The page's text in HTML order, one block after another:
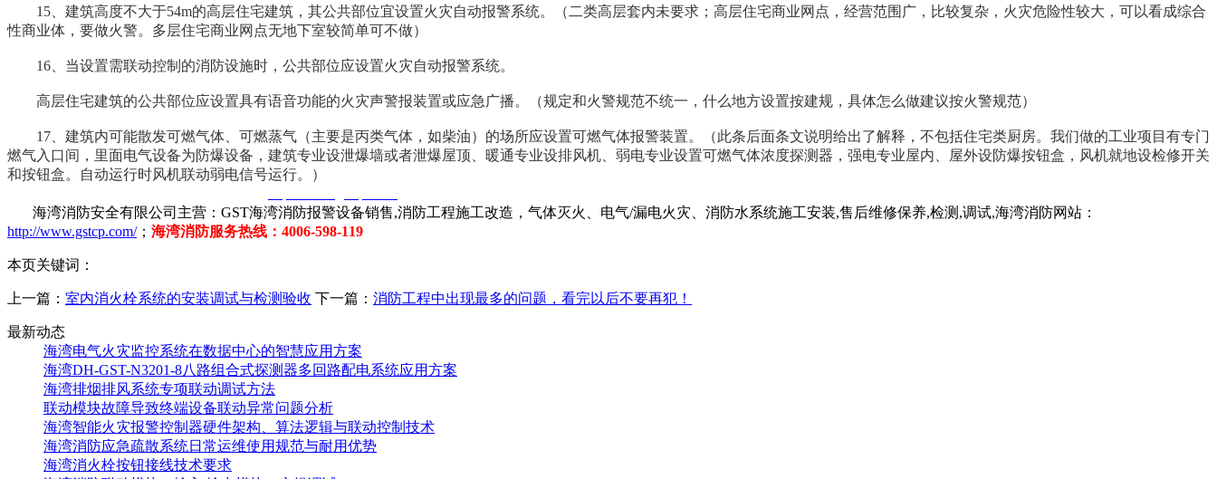
15、建筑高度不大于54m的高层住宅建筑，其公共部位宜设置火灾自动报警系统。（二类高层套内未要求；高层住宅商业网点，经营范围广，比较复杂，火灾危险性较大，可以看成综合
性商业体，要做火警。多层住宅商业网点无地下室较简单可不做）
16、当设置需联动控制的消防设施时，公共部位应设置火灾自动报警系统。
高层住宅建筑的公共部位应设置具有语音功能的火灾声警报装置或应急广播。（规定和火警规范不统一，什么地方设置按建规，具体怎么做建议按火警规范）
17、建筑内可能散发可燃气体、可燃蒸气（主要是丙类气体，如柴油）的场所应设置可燃气体报警装置。（此条后面条文说明给出了解释，不包括住宅类厨房。我们做的工业项目有专门
燃气入口间，里面电气设备为防爆设备，建筑专业设泄爆墙或者泄爆屋顶、暖通专业设排风机、弱电专业设置可燃气体浓度探测器，强电专业屋内、屋外设防爆按钮盒，风机就地设检修开关
和按钮盒。自动运行时风机联动弱电信号运行。）
海湾消防安全有限公司主营：GST海湾消防报警设备销售,消防工程施工改造，气体灭火、电气/漏电火灾、消防水系统施工安装,售后维修保养,检测,调试,海湾消防网站：
http://www.gstcp.com/； 海湾消防服务热线：4006-598-119
本页关键词：
上一篇： 室内消火栓系统的安装调试与检测验收 下一篇： 消防工程中出现最多的问题，看完以后不要再犯！
最新动态
海湾电气火灾监控系统在数据中心的智慧应用方案
海湾DH-GST-N3201-8八路组合式探测器多回路配电系统应用方案
海湾排烟排风系统专项联动调试方法
联动模块故障导致终端设备联动异常问题分析
海湾智能火灾报警控制器硬件架构、算法逻辑与联动控制技术
海湾消防应急疏散系统日常运维使用规范与耐用优势
海湾消火栓按钮接线技术要求